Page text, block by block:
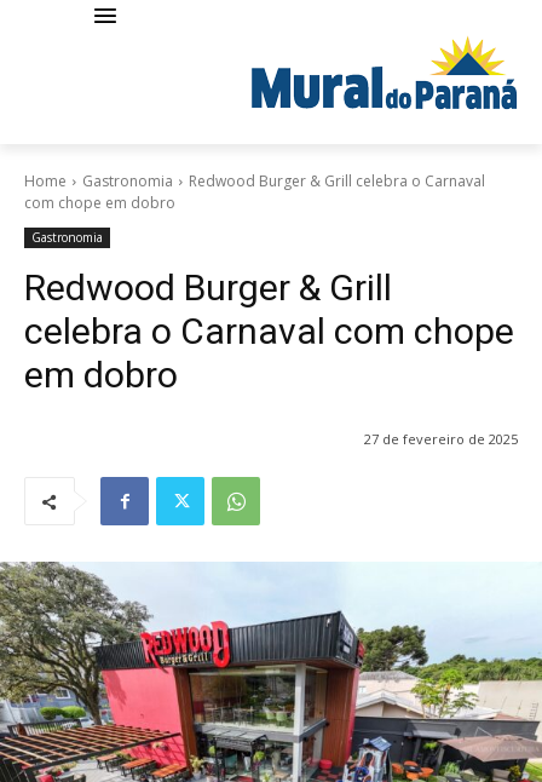
Home Gastronomia
Redwood Burger & Grill celebra o Carnaval
com chope em dobro
Gastronomia
Redwood Burger & Grill
celebra o Carnaval com chope
em dobro
27 de fevereiro de 2025